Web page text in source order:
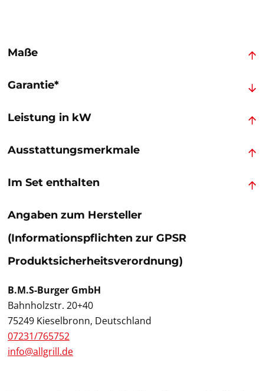
Maße
Garantie*
Leistung in kW
Ausstattungsmerkmale
Im Set enthalten
Angaben zum Hersteller
(Informationspflichten zur GPSR
Produktsicherheitsverordnung)
B.M.S-Burger GmbH
Bahnholzstr. 20+40
75249 Kieselbronn, Deutschland
07231/765752
info@allgrill.de